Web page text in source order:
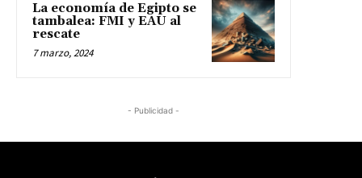
La economía de Egipto se
tambalea: FMI y EAU al
rescate
7 marzo, 2024
- Publicidad -